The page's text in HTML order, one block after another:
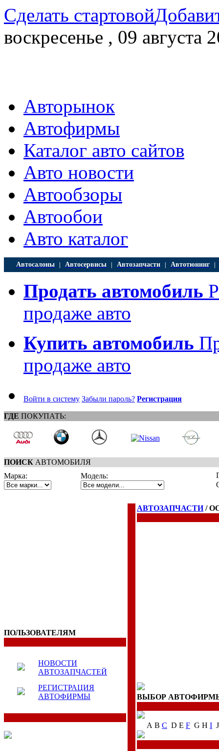
Сделать стартовой
воскресенье , 09 августа
Авторынок
Автофирмы
Каталог авто сайтов
Авто новости
Автообзоры
Автообои
Авто каталог
Автосалоны Автосервисы Автозапчасти Автотюнинг
Продать автомобиль
продаже авто
Купить автомобиль
продаже авто
Войти в систему Забыли пароль? Регистрация
ГДЕ ПОКУПАТЬ:
ПОИСК АВТОМОБИЛЯ
Марка:
Модель:
ПОЛЬЗОВАТЕЛЯМ
НОВОСТИ
АВТОЗАПЧАСТЕЙ
РЕГИСТРАЦИЯ
АВТОФИРМЫ
АВТОЗАПЧАСТИ/
ВЫБОР
A B C D E F G H I